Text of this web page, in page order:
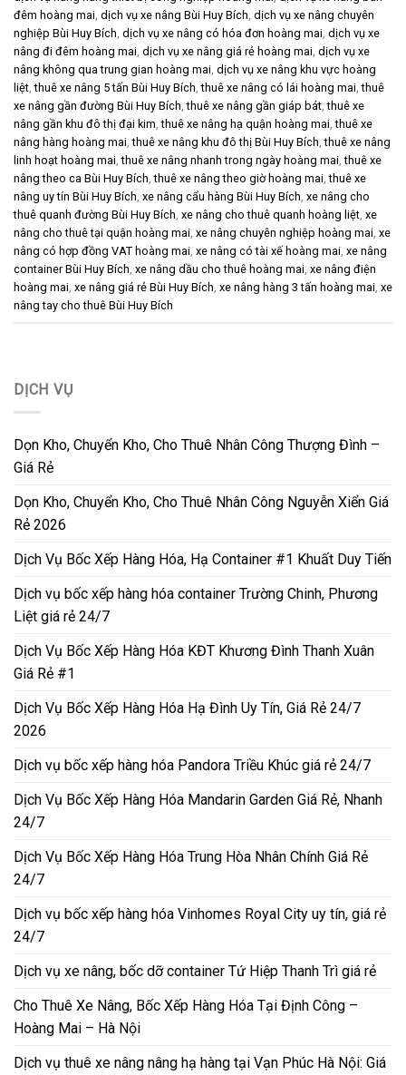
đêm hoàng mai, dịch vụ xe nâng Bùi Huy Bích, dịch vụ xe nâng chuyên
nghiệp Bùi Huy Bích, dịch vụ xe nâng có hóa đơn hoàng mai, dịch vụ xe
nâng đi đêm hoàng mai, dịch vụ xe nâng giá rẻ hoàng mai, dịch vụ xe
nâng không qua trung gian hoàng mai, dịch vụ xe nâng khu vực hoàng
liệt,thuê xe nâng 5 tấn Bùi Huy Bích,thuê xe nâng có lái hoàng mai,thuê
xe nâng gần đường Bùi Huy Bích,thuê xe nâng gần giáp bát,thuê xe
nâng gần khu đô thị đại kim,thuê xe nâng hạ quận hoàng mai,thuê xe
nâng hàng hoàng mai,thuê xe nâng khu đô thị Bùi Huy Bích,thuê xe nâng
linh hoạt hoàng mai,thuê xe nâng nhanh trong ngày hoàng mai,thuê xe
nâng theo ca Bùi Huy Bích,thuê xe nâng theo giờ hoàng mai,thuê xe
nâng uy tín Bùi Huy Bích, xe nâng cẩu hàng Bùi Huy Bích, xe nâng cho
thuê quanh đường Bùi Huy Bích, xe nâng cho thuê quanh hoàng liệt, xe
nâng cho thuê tại quận hoàng mai, xe nâng chuyên nghiệp hoàng mai, xe
nâng có hợp đồng VAT hoàng mai, xe nâng có tài xế hoàng mai, xe nâng
container Bùi Huy Bích, xe nâng dầu cho thuê hoàng mai, xe nâng điện
hoàng mai, xe nâng giá rẻ Bùi Huy Bích, xe nâng hàng 3 tấn hoàng mai, xe
nâng tay cho thuê Bùi Huy Bích
DỊCH VỤ
Dọn Kho, Chuyển Kho, Cho Thuê Nhân Công Thượng Đình –
Giá Rẻ
Dọn Kho, Chuyển Kho, Cho Thuê Nhân Công Nguyễn Xiển Giá
Rẻ 2026
Dịch Vụ Bốc Xếp Hàng Hóa, Hạ Container #1 Khuất Duy Tiến
Dịch vụ bốc xếp hàng hóa container Trường Chinh, Phương
Liệt giá rẻ 24/7
Dịch Vụ Bốc Xếp Hàng Hóa KĐT Khương Đình Thanh Xuân
Giá Rẻ #1
Dịch Vụ Bốc Xếp Hàng Hóa Hạ Đình Uy Tín, Giá Rẻ 24/7
2026
Dịch vụ bốc xếp hàng hóa Pandora Triều Khúc giá rẻ 24/7
Dịch Vụ Bốc Xếp Hàng Hóa Mandarin Garden Giá Rẻ, Nhanh
24/7
Dịch Vụ Bốc Xếp Hàng Hóa Trung Hòa Nhân Chính Giá Rẻ
24/7
Dịch vụ bốc xếp hàng hóa Vinhomes Royal City uy tín, giá rẻ
24/7
Dịch vụ xe nâng, bốc dỡ container Tứ Hiệp Thanh Trì giá rẻ
Cho Thuê Xe Nâng, Bốc Xếp Hàng Hóa Tại Định Công –
Hoàng Mai – Hà Nội
Dịch vụ thuê xe nâng nâng hạ hàng tại Vạn Phúc Hà Nội: Giá